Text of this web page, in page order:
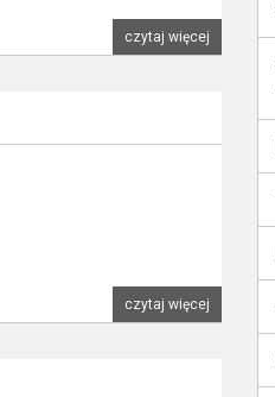
czytaj więcej
czytaj więcej